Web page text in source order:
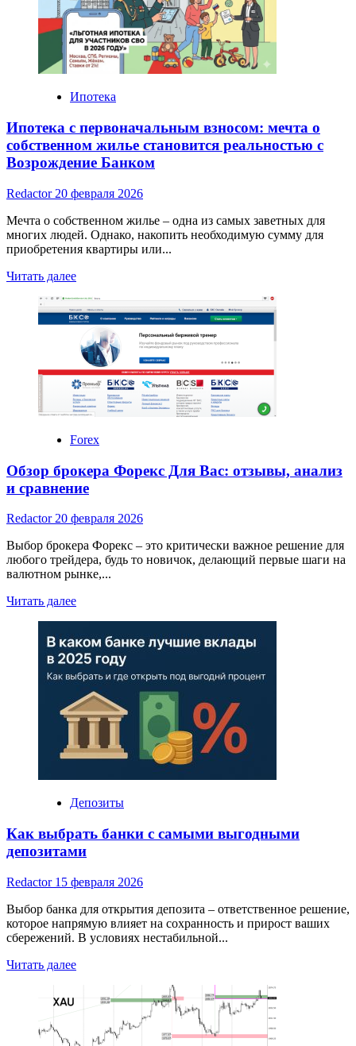
инвестиций:
с
чего
начать
частному
инвестору
Ипотека
Ипотека с первоначальным взносом: мечта о
собственном жилье становится реальностью с
Возрождение Банком
Redactor 20 февраля 2026
Мечта о собственном жилье – одна из самых заветных для
многих людей. Однако, накопить необходимую сумму для
приобретения квартиры или...
Читать далееRead
about
Ипотека
первоначальным
взносом:
мечта
о
собственном
жилье
становится
реальностью
Возрождение
Банком
Forex
Обзор брокера Форекс Для Вас: отзывы, анализ
и сравнение
Redactor 20 февраля 2026
Выбор брокера Форекс – это критически важное решение для
любого трейдера, будь то новичок, делающий первые шаги на
валютном рынке,...
Читать далееRead
Обзор
брокера
Форекс
Для
Вас:
отзывы,
и
сравнение
Депозиты
Как выбрать банки с самыми выгодными
депозитами
Redactor 15 февраля 2026
Выбор банка для открытия депозита – ответственное решение,
которое напрямую влияет на сохранность и прирост ваших
сбережений. В условиях нестабильной...
Читать далееRead
банки